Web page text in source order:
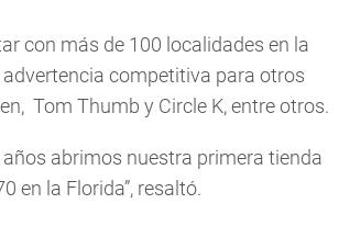
con más de 100 localidades en la
competitiva para otros
Tom Thumb y Circle K, entre otros.
abrimos nuestra primera tienda
en la Florida”, resaltó.